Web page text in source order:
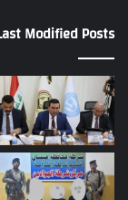
Modified Posts